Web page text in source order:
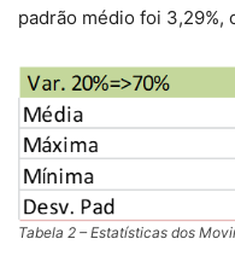
padrão médio foi 3,29%,
Tabela 2 – Estatísticas dos